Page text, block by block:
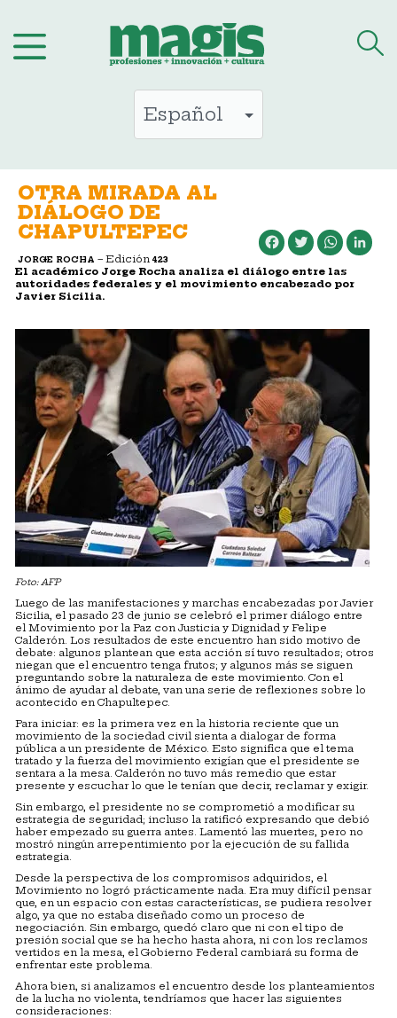
al
OTRA MIRADA AL
DIÁLOGO DE
CHAPULTEPEC
JORGE ROCHA – Edición423
Facebook Twitter WhatsApp
El académico Jorge Rocha analiza el diálogo entre las
autoridades federales y el movimiento encabezado por
Javier Sicilia.
Foto: AFP
Luego de las manifestaciones y marchas encabezadas por Javier
Sicilia, el pasado 23 de junio se celebró el primer diálogo entre
el Movimiento por la Paz con Justicia y Dignidad y Felipe
Calderón. Los resultados de este encuentro han sido motivo de
debate: algunos plantean que esta acción sí tuvo resultados; otros
niegan que el encuentro tenga frutos; y algunos más se siguen
preguntando sobre la naturaleza de este movimiento. Con el
ánimo de ayudar al debate, van una serie de reflexiones sobre lo
acontecido en Chapultepec.
Para iniciar: es la primera vez en la historia reciente que un
movimiento de la sociedad civil sienta a dialogar de forma
pública a un presidente de México. Esto significa que el tema
tratado y la fuerza del movimiento exigían que el presidente se
sentara a la mesa. Calderón no tuvo más remedio que estar
presente y escuchar lo que le tenían que decir, reclamar y exigir.
Sin embargo, el presidente no se comprometió a modificar su
estrategia de seguridad; incluso la ratificó expresando que debió
haber empezado su guerra antes. Lamentó las muertes, pero no
mostró ningún arrepentimiento por la ejecución de su fallida
estrategia.
Desde la perspectiva de los compromisos adquiridos, el
Movimiento no logró prácticamente nada. Era muy difícil pensar
que, en un espacio con estas características, se pudiera resolver
algo, ya que no estaba diseñado como un proceso de
negociación. Sin embargo, quedó claro que ni con el tipo de
presión social que se ha hecho hasta ahora, ni con los reclamos
vertidos en la mesa, el Gobierno Federal cambiará su forma de
enfrentar este problema.
Ahora bien, si analizamos el encuentro desde los planteamientos
de la lucha no violenta, tendríamos que hacer las siguientes
consideraciones: